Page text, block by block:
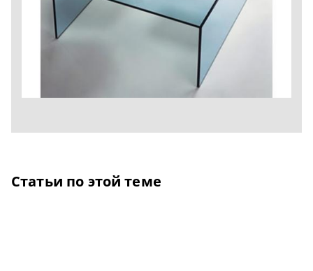
Статьи по этой теме